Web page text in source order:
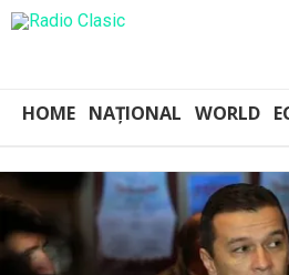
HOME NAȚIONAL WORLD